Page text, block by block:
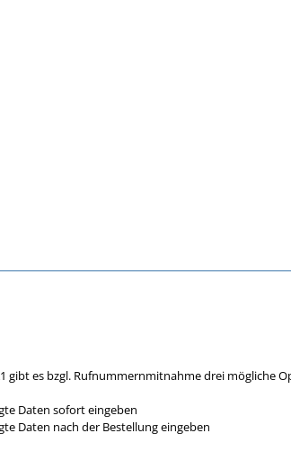
gibt es bzgl. Rufnummernmitnahme drei mögliche
Daten sofort eingeben
Daten nach der Bestellung eingeben